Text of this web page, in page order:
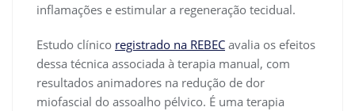
inflamações e estimular a regeneração tecidual.
Estudo clínico registrado na REBEC avalia os efeitos
dessa técnica associada à terapia manual, com
resultados animadores na redução de dor
miofascial do assoalho pélvico. É uma terapia